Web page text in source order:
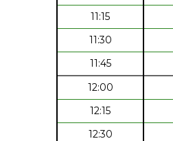
11:15
11:30
11:45
12:00
12:15
12:30